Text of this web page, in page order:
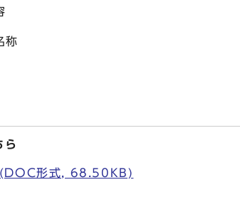
称
ら
(DOC形式, 68.50KB)